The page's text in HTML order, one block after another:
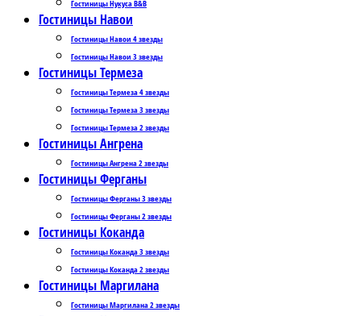
Гостиницы Нукуса B&B
Гостиницы Навои
Гостиницы Навои 4 звезды
Гостиницы Навои 3 звезды
Гостиницы Термеза
Гостиницы Термеза 4 звезды
Гостиницы Термеза 3 звезды
Гостиницы Термеза 2 звезды
Гостиницы Ангрена
Гостиницы Ангрена 2 звезды
Гостиницы Ферганы
Гостиницы Ферганы 3 звезды
Гостиницы Ферганы 2 звезды
Гостиницы Коканда
Гостиницы Коканда 3 звезды
Гостиницы Коканда 2 звезды
Гостиницы Маргилана
Гостиницы Маргилана 2 звезды